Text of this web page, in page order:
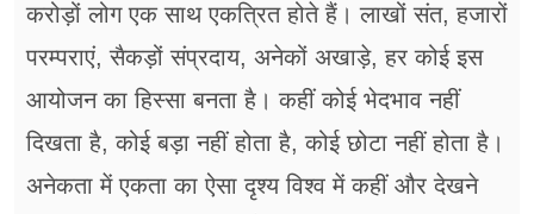
करोड़ों लोग एक साथ एकत्रित होते हैं। लाखों संत, हजारों
परम्पराएं, सैकड़ों संप्रदाय, अनेकों अखाड़े, हर कोई इस
आयोजन का हिस्सा बनता है। कहीं कोई भेदभाव नहीं
दिखता है, कोई बड़ा नहीं होता है, कोई छोटा नहीं होता है।
अनेकता में एकता का ऐसा दृश्य विश्व में कहीं और देखने